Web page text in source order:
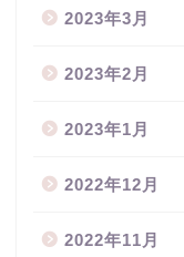
2023年3月
2023年2月
2023年1月
2022年12月
2022年11月